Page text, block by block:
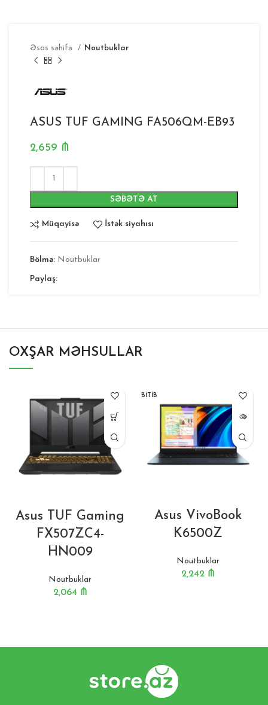
Əsas səhifə Noutbuklar
ASUS TUF GAMING FA506QM-EB93
2,659 ₼
SƏBƏTƏ AT
Müqayisə İstək siyahısı
Bölmə: Noutbuklar
Paylaş:
OXŞAR MƏHSULLAR
Asus TUF Gaming
FX507ZC4-
HN009
Noutbuklar
2,064 ₼
BITIB
Asus VivoBook
K6500Z
Noutbuklar
2,242 ₼